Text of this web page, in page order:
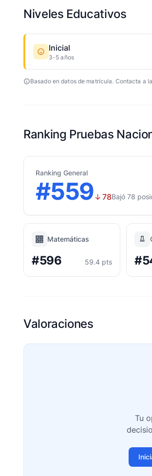
Niveles Educativos
Inicial
3-5 años
Basado en datos de matrícula. Contacta a
Ranking Pruebas
Ranking General
#559↓ 78Bajó 78
Matemáticas
#596 59.4 pts
Valoraciones
Tu